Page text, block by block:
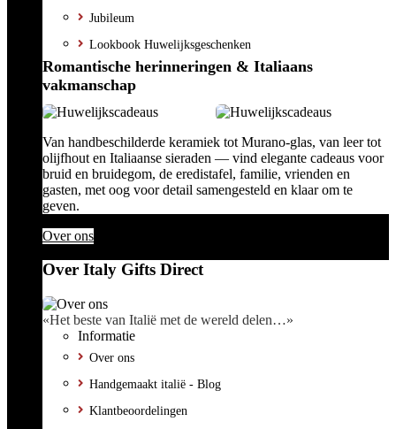
Jubileum
Lookbook Huwelijksgeschenken
Romantische herinneringen & Italiaans
vakmanschap
Van handbeschilderde keramiek tot Murano-glas, van leer tot
olijfhout en Italiaanse sieraden — vind elegante cadeaus voor
bruid en bruidegom, de eredistafel, familie, vrienden en
gasten, met oog voor detail samengesteld en klaar om te
geven.
Over ons
Over Italy Gifts Direct
«Het beste van Italië met de wereld delen…»
Informatie
Over ons
Handgemaakt italië - Blog
Klantbeoordelingen